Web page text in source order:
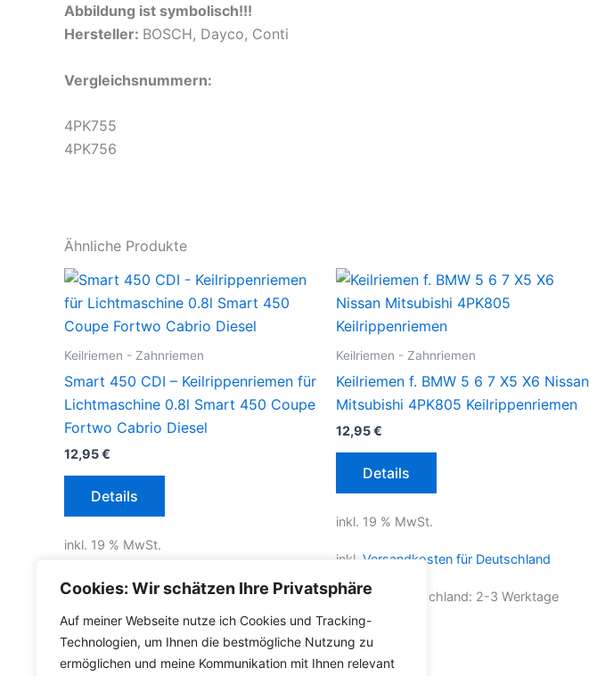
Cookies: Wir schätzen Ihre Privatsphäre
Auf meiner Webseite nutze ich Cookies und Tracking-
Technologien, um Ihnen die bestmögliche Nutzung zu
ermöglichen und meine Kommunikation mit Ihnen relevant
Abbildung ist symbolisch!!!
Hersteller: BOSCH, Dayco, Conti
Vergleichsnummern:
4PK755
4PK756
Ähnliche Produkte
Keilriemen - Zahnriemen
Smart 450 CDI – Keilrippenriemen für
Lichtmaschine 0.8l Smart 450 Coupe
Fortwo Cabrio Diesel
12,95€
Details
inkl. 19 % MwSt.
inkl. Versandkosten für Deutschland
Lieferzeit Deutschland:2-3 Werktage
Keilriemen - Zahnriemen
Keilriemen f. BMW 5 6 7 X5 X6 Nissan
Mitsubishi 4PK805 Keilrippenriemen
12,95€
Details
inkl. 19 % MwSt.
inkl. Versandkosten für Deutschland
Lieferzeit Deutschland: 2-3 Werktage